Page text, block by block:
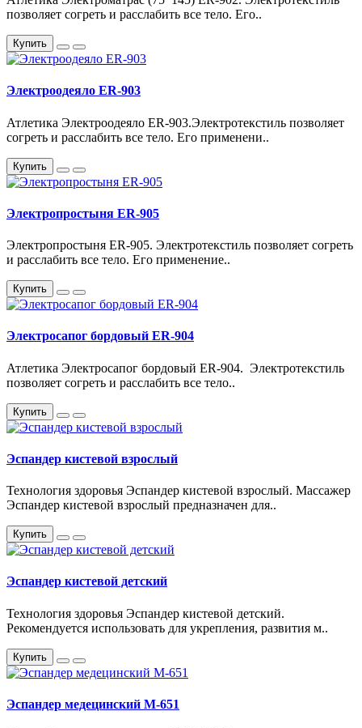
позволяет согреть и расслабить все тело. Его..
Купить
Электроодеяло ER-903
Атлетика Электроодеяло ER-903.Электротекстиль позволяет
согреть и расслабить все тело. Его применени..
Купить
Электропростыня ER-905
Электропростыня ER-905. Электротекстиль позволяет согреть
и расслабить все тело. Его применение..
Купить
Электросапог бордовый ER-904
Атлетика Электросапог бордовый ER-904. Электротекстиль
позволяет согреть и расслабить все тело..
Купить
Эспандер кистевой взрослый
Технология здоровья Эспандер кистевой взрослый. Массажер
Эспандер кистевой взрослый предназначен для..
Купить
Эспандер кистевой детский
Технология здоровья Эспандер кистевой детский.
Рекомендуется использовать для укрепления, развития м..
Купить
Эспандер медецинский M-651